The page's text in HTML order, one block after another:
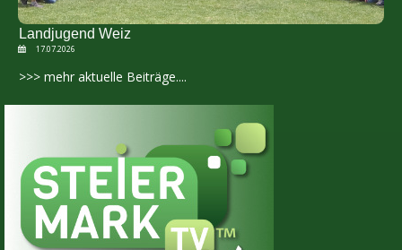
Landjugend Weiz
17.07.2026
>>> mehr aktuelle Beiträge....